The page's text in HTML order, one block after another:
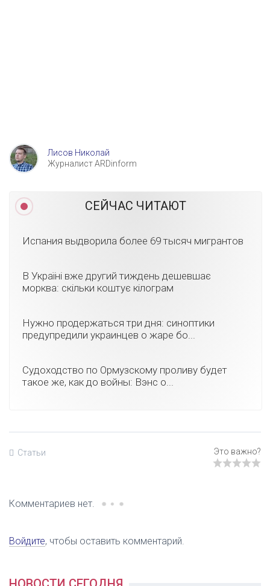
Лисов Николай
Журналист ARDinform
СЕЙЧАС ЧИТАЮТ
Испания выдворила более 69 тысяч мигрантов
В Україні вже другий тиждень дешевшає
морква: скільки коштує кілограм
Нужно продержаться три дня: синоптики
предупредили украинцев о жаре бо...
Судоходство по Ормузскому проливу будет
такое же, как до войны: Вэнс о...
Статьи
Комментариев нет.
Войдите, чтобы оставить комментарий.